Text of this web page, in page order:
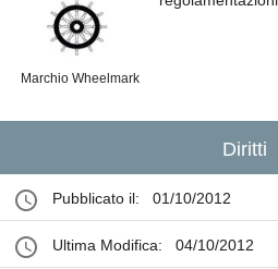
Marchio Wheelmark
Diritti
Pubblicato il: 01/10/2012
Ultima Modifica: 04/10/2012